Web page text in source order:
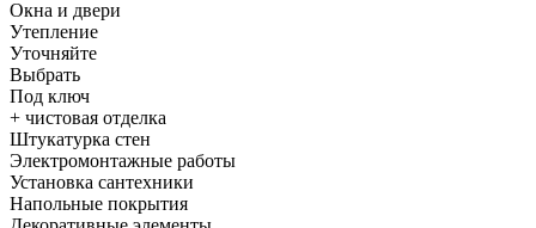
Окна и двери
Утепление
Уточняйте
Выбрать
Под ключ
+ чистовая отделка
Штукатурка стен
Электромонтажные работы
Установка сантехники
Напольные покрытия